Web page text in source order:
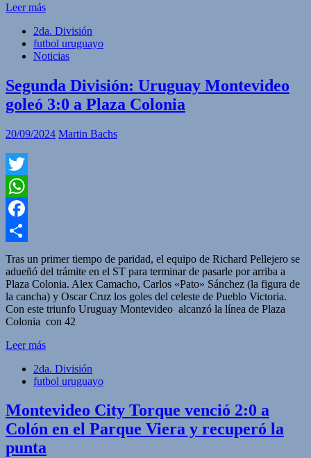
Leer más
2da. División
futbol uruguayo
Noticias
Segunda División: Uruguay Montevideo
goleó 3:0 a Plaza Colonia
20/09/2024 Martin Bachs
Twitter
WhatsApp
Facebook
Compartir
Tras un primer tiempo de paridad, el equipo de Richard Pellejero se
adueñó del trámite en el ST para terminar de pasarle por arriba a
Plaza Colonia. Alex Camacho, Carlos «Pato» Sánchez (la figura de
la cancha) y Oscar Cruz los goles del celeste de Pueblo Victoria.
Con este triunfo Uruguay Montevideo alcanzó la línea de Plaza
Colonia con 42
Leer más
2da. División
futbol uruguayo
Montevideo City Torque venció 2:0 a
Colón en el Parque Viera y recuperó la
punta